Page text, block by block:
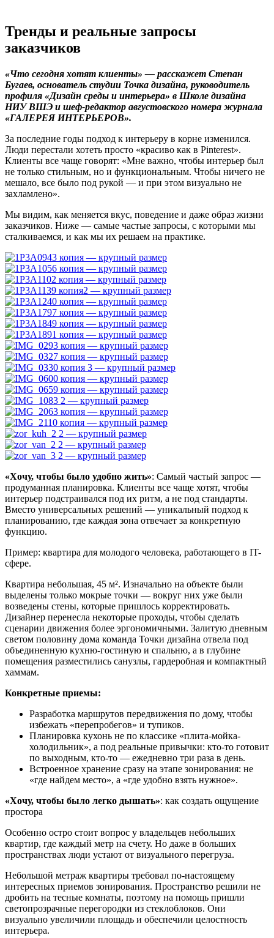
Тренды и реальные запросы
заказчиков
«Что сегодня хотят клиенты» — расскажет Степан
Бугаев, основатель студии Точка дизайна, руководитель
профиля «Дизайн среды и интерьера» в Школе дизайна
НИУ ВШЭ и шеф-редактор августовского номера журнала
«ГАЛЕРЕЯ ИНТЕРЬЕРОВ».
За последние годы подход к интерьеру в корне изменился.
Люди перестали хотеть просто «красиво как в Pinterest».
Клиенты все чаще говорят: «Мне важно, чтобы интерьер был
не только стильным, но и функциональным. Чтобы ничего не
мешало, все было под рукой — и при этом визуально не
захламлено».
Мы видим, как меняется вкус, поведение и даже образ жизни
заказчиков. Ниже — самые частые запросы, с которыми мы
сталкиваемся, и как мы их решаем на практике.
«Хочу, чтобы было удобно жить»: Самый частый запрос —
продуманная планировка. Клиенты все чаще хотят, чтобы
интерьер подстраивался под их ритм, а не под стандарты.
Вместо универсальных решений — уникальный подход к
планированию, где каждая зона отвечает за конкретную
функцию.
Пример: квартира для молодого человека, работающего в IT-
сфере.
Квартира небольшая, 45 м². Изначально на объекте были
выделены только мокрые точки — вокруг них уже были
возведены стены, которые пришлось корректировать.
Дизайнер перенесла некоторые проходы, чтобы сделать
сценарии движения более эргономичными. Залитую дневным
светом половину дома команда Точки дизайна отвела под
объединенную кухню-гостиную и спальню, а в глубине
помещения разместились санузлы, гардеробная и компактный
хаммам.
Конкретные приемы:
Разработка маршрутов передвижения по дому, чтобы
избежать «перепробегов» и тупиков.
Планировка кухонь не по классике «плита-мойка-
холодильник», а под реальные привычки: кто-то готовит
по выходным, кто-то — ежедневно три раза в день.
Встроенное хранение сразу на этапе зонирования: не
«где найдем место», а «где удобно взять нужное».
«Хочу, чтобы было легко дышать»: как создать ощущение
простора
Особенно остро стоит вопрос у владельцев небольших
квартир, где каждый метр на счету. Но даже в больших
пространствах люди устают от визуального перегруза.
Небольшой метраж квартиры требовал по-настоящему
интересных приемов зонирования. Пространство решили не
дробить на тесные комнаты, поэтому на помощь пришли
светопрозрачные перегородки из стеклоблоков. Они
визуально увеличили площадь и обеспечили целостность
интерьера.